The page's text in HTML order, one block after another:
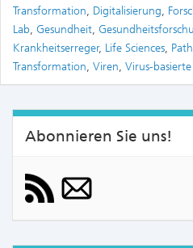
Transformation, Digitalisierung,
Lab, Gesundheit,
Krankheitserreger, Life Sciences,
Transformation, Viren, Virus-
Abonnieren Sie uns!